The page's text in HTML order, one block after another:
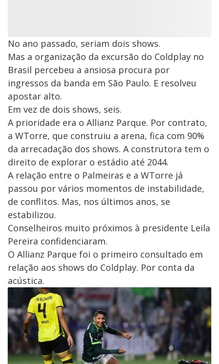
No ano passado, seriam dois shows.
Mas a organização da excursão do Coldplay no
Brasil percebeu a ansiosa procura por
ingressos da banda em São Paulo. E resolveu
apostar alto.
Em vez de dois shows, seis.
A prioridade era o Allianz Parque. Por contrato,
a WTorre, que construiu a arena, fica com 90%
da arrecadação dos shows. A construtora tem o
direito de explorar o estádio até 2044.
A relação entre o Palmeiras e a WTorre já
passou por vários momentos de instabilidade,
de conflitos. Mas, nos últimos anos, se
estabilizou.
Conselheiros muito próximos à presidente Leila
Pereira confidenciaram.
O Allianz Parque foi o primeiro consultado em
relação aos shows do Coldplay. Por conta da
acústica.